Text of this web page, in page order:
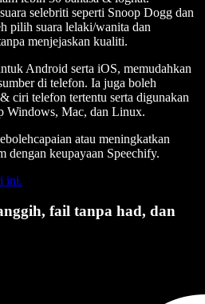
selebriti seperti Snoop Dogg dan
pilih suara lelaki/wanita dan
menjejaskan kualiti.
Android serta iOS, memudahkan
di telefon. Ia juga boleh
ciri telefon tertentu serta digunakan
Windows, Mac, dan Linux.
atau meningkatkan
dengan keupayaan Speechify.
ini.
fail tanpa had, dan